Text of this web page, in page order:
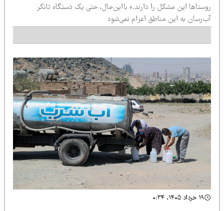
این مشکل را دارند.» بااین‌حال، حتی یک دستگاه تانکر
به این مناطق اعزام نمی‌شود